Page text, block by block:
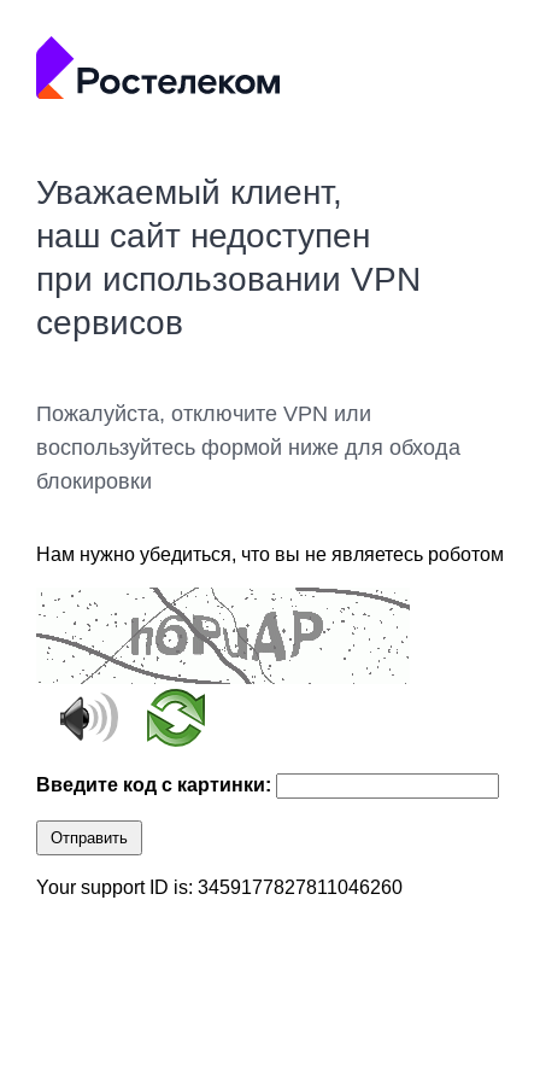
Уважаемый клиент,
наш сайт недоступен
при использовании VPN
сервисов
Пожалуйста, отключите VPN или
воспользуйтесь формой ниже для обхода
блокировки
Нам нужно убедиться, что вы не являетесь роботом
Введите код с картинки:
Отправить
Your support ID is: 3459177827811046260